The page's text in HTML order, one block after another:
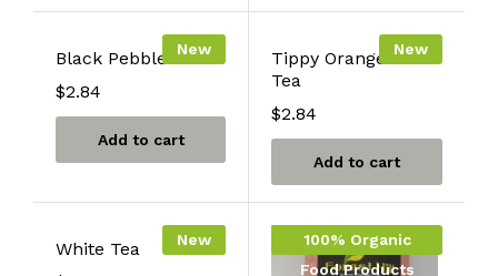
New
Black Pebble Tea
$2.84
Add to cart
New
Tippy Orange Leaf
Tea
$2.84
Add to cart
New
White Tea
100% Organic
Food Products